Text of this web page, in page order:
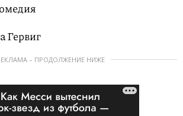
Гервиг
– ПРОДОЛЖЕНИЕ НИЖЕ